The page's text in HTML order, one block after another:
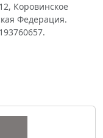
Коровинское
Федерация.